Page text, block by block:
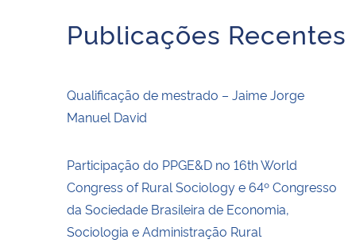
Publicações Recentes
Qualificação de mestrado – Jaime Jorge
Manuel David
Participação do PPGE&D no 16th World
Congress of Rural Sociology e 64º Congresso
da Sociedade Brasileira de Economia,
Sociologia e Administração Rural